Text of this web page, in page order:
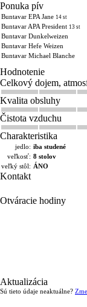
Ponuka pív
Buntavar EPA Jane 14 st
Buntavar APA President 13 st
Buntavar Dunkelweizen
Buntavar Hefe Weizen
Buntavar Michael Blanche
Hodnotenie
Celkový dojem,
Kvalita obsluhy
Čistota vzduchu
Charakteristika
jedlo: iba studené
veľkosť: 8 stolov
veľký stôl: ÁNO
Kontakt
Otváracie hodiny
Aktualizácia
Sú tieto údaje neaktuálne?